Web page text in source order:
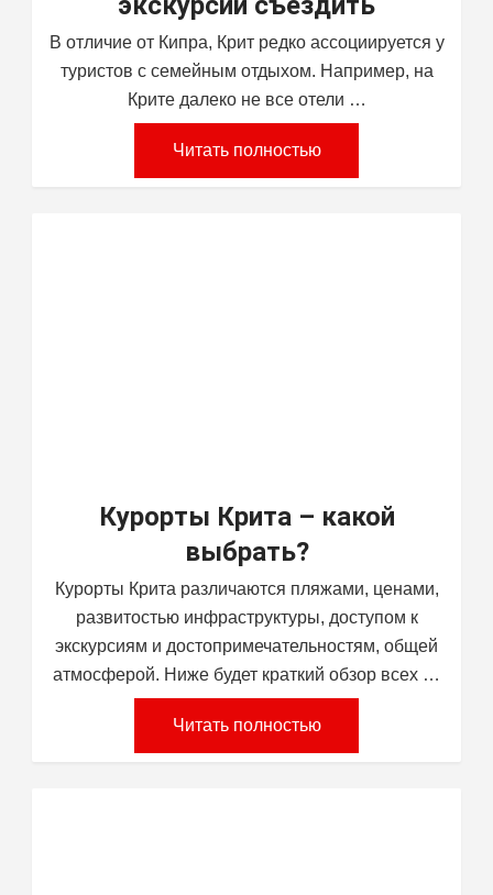
В отличие от Кипра, Крит редко ассоциируется у
туристов с семейным отдыхом. Например, на
Крите далеко не все отели …
Читать полностью
Курорты Крита – какой
выбрать?
Курорты Крита различаются пляжами, ценами,
развитостью инфраструктуры, доступом к
экскурсиям и достопримечательностям, общей
атмосферой. Ниже будет краткий обзор всех …
Читать полностью